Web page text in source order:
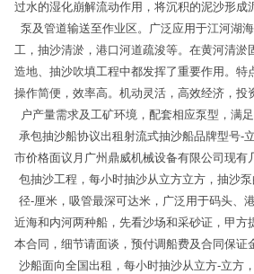
过水的湿化崩解流动作用，将沉积的泥沙形成
泵及管道输送至作业区。广泛应用于江河湖
工，抽沙清淤，港口河道疏浚等。在黄河清淤
造地、抽沙吹填工程中都发挥了重要作用。特
操作简便，效率高。机动灵活，高效经济，投
户产量需求及工矿环境，配套相应泵型，满
承包抽沙船协议出租射流式抽沙船品牌型号-
市价格面议月广州鼎威机械设备有限公司现有
包抽沙工程，每小时抽沙从立方立方，抽沙
径-厘米，吸管最深可达米，广泛用于码头、
近海和内河两种船，先看沙场和采砂证，甲方
本合同，细节请面谈，预付调船费及合同保证
沙船面向全国出租，每小时抽沙从立方-立方